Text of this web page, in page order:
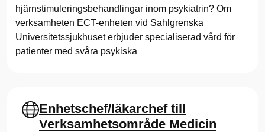
hjärnstimuleringsbehandlingar inom psykiatrin? Om
verksamheten ECT-enheten vid Sahlgrenska
Universitetssjukhuset erbjuder specialiserad vård för
patienter med svåra psykiska
Enhetschef/läkarchef till
Verksamhetsområde Medicin